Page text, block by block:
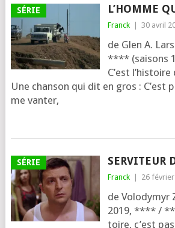
SÉRIE L’HOMME
Franck 30 avril
de Glen A.
**** (sai­sons
C’est l’his­toire
Une chan­son qui dit en gros : C’est
me van­ter,
SÉRIE SERVITEUR
Franck 26
de Volodymyr
2019, **** / **
toire, c’est